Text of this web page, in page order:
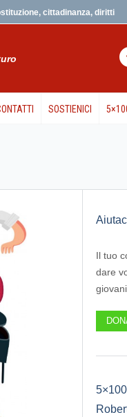
cittadinanza, diritti
SOSTIENICI
Il tuo
dare